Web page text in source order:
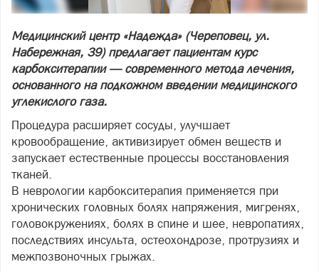
Медицинский центр «Надежда» (Череповец, ул.
Набережная, 39) предлагает пациентам курс
карбокситерапии — современного метода лечения,
основанного на подкожном введении медицинского
углекислого газа.
Процедура расширяет сосуды, улучшает
кровообращение, активизирует обмен веществ и
запускает естественные процессы восстановления
тканей.
В неврологии карбокситерапия применяется при
хронических головных болях напряжения, мигренях,
головокружениях, болях в спине и шее, невропатиях,
последствиях инсульта, остеохондрозе, протрузиях и
межпозвоночных грыжах.